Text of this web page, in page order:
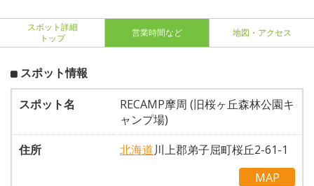
スポット詳細
トップ
営業時間など 地図・アクセス
スポット情報
スポット名
RECAMP摩周 (旧桜ヶ丘森林公園キ
ャンプ場)
住所
北海道川上郡弟子屈町桜丘2-61-1
MAP